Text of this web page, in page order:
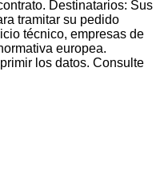
Destinatarios: Sus
tramitar su pedido
técnico, empresas de
europea.
los datos. Consulte